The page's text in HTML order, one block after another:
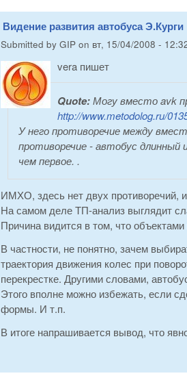
Видение развития автобуса Э.Курги
Submitted by GIP on вт, 15/04/2008 -
vera пишет
Quote:Могу вместо avk
http://www.metodolog.ru/
У него противоречие между
противоречие - автобус длинный
чем первое. .
ИМХО, здесь нет двух противоречий,
На самом деле ТП-анализ выглядит
Причина видится в том, что
В частности, не понятно, зачем
траектория движения колес при
перекрестке. Другими словами,
Этого вполне можно избежать, если
формы. И т.п.
В итоге напрашивается вывод, что